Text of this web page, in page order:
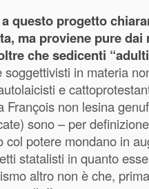
a questo progetto
ma proviene pure
che sedicenti
in materia
e
François non lesina
sono – per
col potere mondano in
statalisti in quanto
altro non è che,